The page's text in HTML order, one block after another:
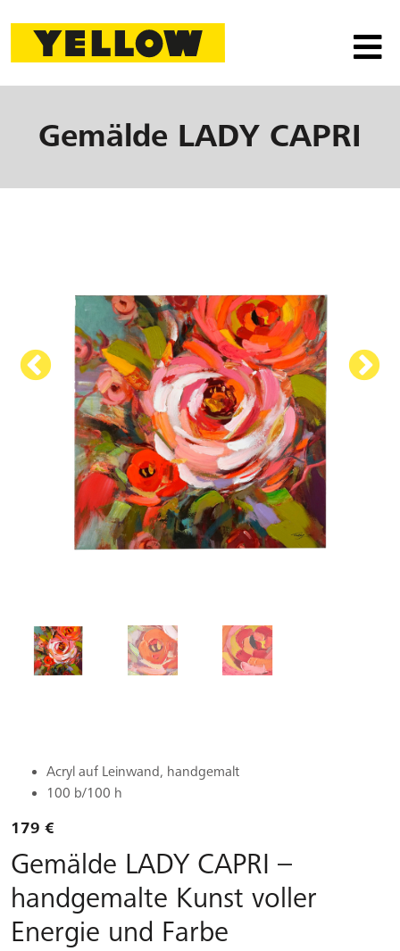
Gemälde LADY CAPRI
Acryl auf Leinwand, handgemalt
100 b/100 h
179 €
Gemälde LADY CAPRI –
handgemalte Kunst voller
Energie und Farbe